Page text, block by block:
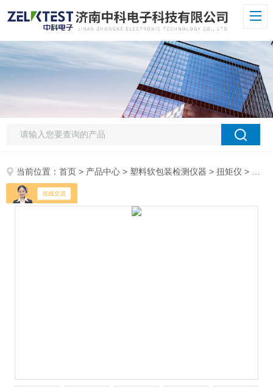
当前位置：首页 > 产品中心 > 塑料软包装检测仪器 >扭矩仪 > NLY-20H扭矩仪 20牛米量程瓶盖扭力测试设备